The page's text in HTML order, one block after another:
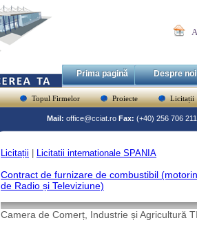
Prima pagină Despre noi
Topul Firmelor Proiecte Licitații
Mail: office@cciat.ro Fax: (+40) 256 706 211
Licitații Licitatii internationale SPANIA
Contract de furnizare de combustibil
de Radio și Televiziune)
Camera de Comerț, Industrie și Agricultură